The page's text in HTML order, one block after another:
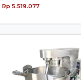
Rp 5.519.077